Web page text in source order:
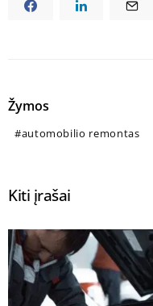
Žymos
automobilio remontas
Kiti įrašai